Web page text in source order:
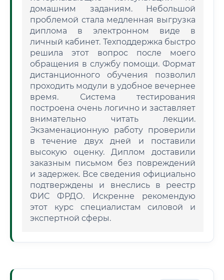
домашним заданиям. Небольшой
проблемой стала медленная выгрузка
диплома в электронном виде в
личный кабинет. Техподдержка быстро
решила этот вопрос после моего
обращения в службу помощи. Формат
дистанционного обучения позволил
проходить модули в удобное вечернее
время. Система тестирования
построена очень логично и заставляет
внимательно читать лекции.
Экзаменационную работу проверили
в течение двух дней и поставили
высокую оценку. Диплом доставили
заказным письмом без повреждений
и задержек. Все сведения официально
подтверждены и внеслись в реестр
ФИС ФРДО. Искренне рекомендую
этот курс специалистам силовой и
экспертной сферы.